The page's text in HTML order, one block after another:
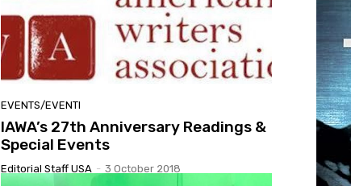
EVENTS/EVENTI
IAWA’s 27th Anniversary Readings &
Special Events
Editorial Staff USA - 3 October 2018